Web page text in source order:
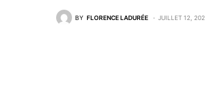
BY FLORENCE LADURÉE JUILLET 12,